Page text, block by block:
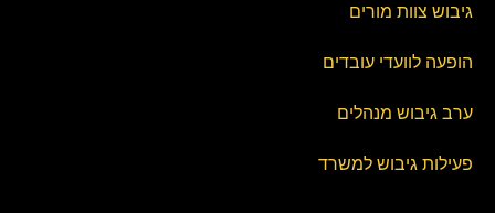
גיבוש צוות מורים
הופעה לוועדי עובדים
ערב גיבוש מנהלים
פעילות גיבוש למשרד